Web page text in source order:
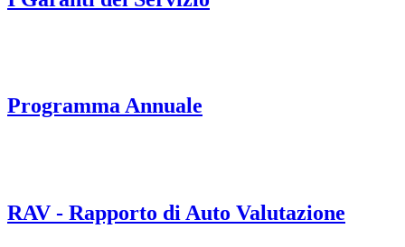
Programma Annuale
RAV - Rapporto di Auto Valutazione